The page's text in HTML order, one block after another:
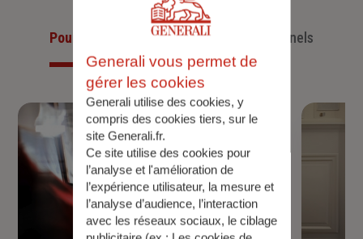
Pour les particuliersPour les professionnels
Generali vous permet de
gérer les cookies
Generali utilise des cookies, y
compris des cookies tiers, sur le
site Generali.fr.
Ce site utilise des cookies pour
l’analyse et l'amélioration de
l’expérience utilisateur, la mesure et
l’analyse d’audience, l’interaction
avec les réseaux sociaux, le ciblage